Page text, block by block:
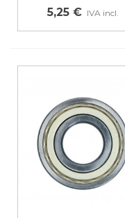
5,25 € IVA incl.